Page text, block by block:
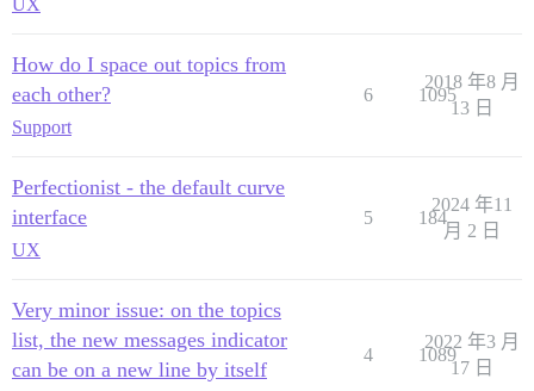
How do I space out topics from
each other?
Support
6 1095
2018 年8 月
13 日
Perfectionist - the default curve
interface
UX
5 184
2024 年11
月 2 日
Very minor issue: on the topics
list, the new messages indicator
can be on a new line by itself
4 1089
2022 年3 月
17 日